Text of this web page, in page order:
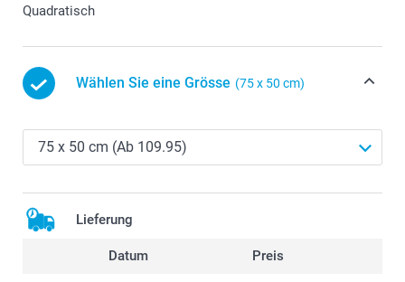
Quadratisch
Wählen Sie eine Grösse (75 x 50 cm)
Lieferung
Datum Preis